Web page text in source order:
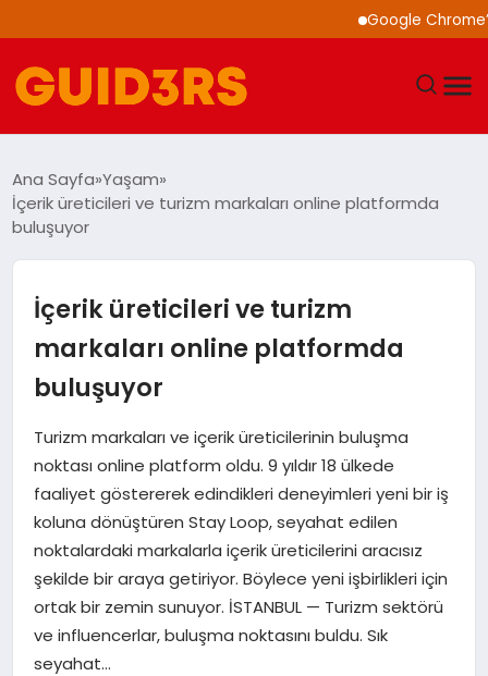
Google Chrome’a
YAŞAM
SPOR
SAĞLIK
EKONOMI
MAGAZIN
EĞITIM
Ana Sayfa Yaşam
İçerik üreticileri ve turizm markaları online platformda
buluşuyor
İçerik üreticileri ve turizm
markaları online platformda
buluşuyor
Turizm markaları ve içerik üreticilerinin buluşma
noktası online platform oldu. 9 yıldır 18 ülkede
faaliyet göstererek edindikleri deneyimleri yeni bir iş
koluna dönüştüren Stay Loop, seyahat edilen
noktalardaki markalarla içerik üreticilerini aracısız
şekilde bir araya getiriyor. Böylece yeni işbirlikleri için
ortak bir zemin sunuyor. İSTANBUL — Turizm sektörü
ve influencerlar, buluşma noktasını buldu. Sık
seyahat…